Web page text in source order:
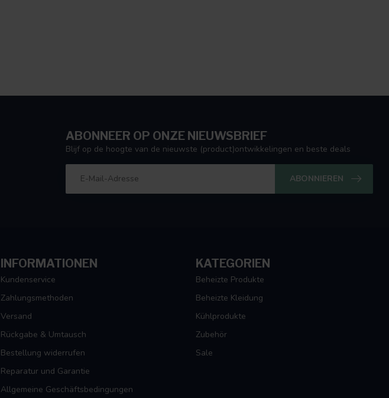
ABONNEER OP ONZE NIEUWSBRIEF
Blijf op de hoogte van de nieuwste (product)ontwikkelingen en beste deals
ABONNIEREN
INFORMATIONEN
Kundenservice
Zahlungsmethoden
Versand
Rückgabe & Umtausch
Bestellung widerrufen
Reparatur und Garantie
Allgemeine Geschäftsbedingungen
KATEGORIEN
Beheizte Produkte
Beheizte Kleidung
Kühlprodukte
Zubehör
Sale